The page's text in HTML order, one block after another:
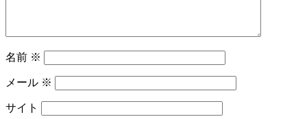
名前 ※
メール ※
サイト